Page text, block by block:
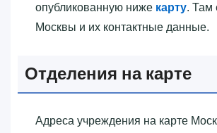
опубликованную ниже карту. Там
Москвы и их контактные данные.
Отделения на карте
Адреса учреждения на карте